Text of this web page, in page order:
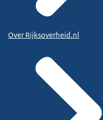
Over Rijksoverheid.nl